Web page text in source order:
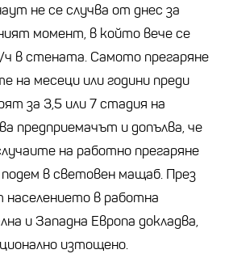
не се случва от днес за
момент, в който вече се
ч в стената. Самото прегаряне
на месеци или години преди
за 3,5 или 7 стадия на
предприемачът и допълва, че
на работно прегаряне
в световен мащаб. През
населението в работна
и Западна Европа докладва,
изтощено.